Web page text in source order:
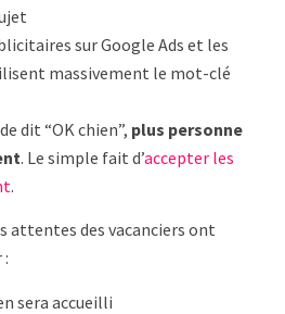
sur Google Ads et les
massivement le mot-clé
dit “OK chien”, plus personne
. Le simple fait d’accepter les
.
attentes des vacanciers ont
sera accueilli